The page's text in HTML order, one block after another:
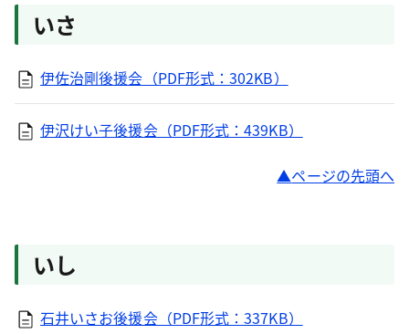
いさ
伊佐治剛後援会（PDF形式：302KB）
伊沢けい子後援会（PDF形式：439KB）
ページの先頭へ
いし
石井いさお後援会（PDF形式：337KB）